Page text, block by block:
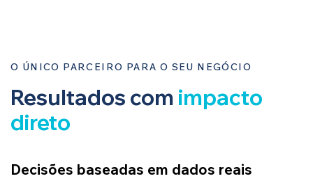
O ÚNICO PARCEIRO PARA O SEU NEGÓCIO
Resultados com impacto
direto
Decisões baseadas em dados reais